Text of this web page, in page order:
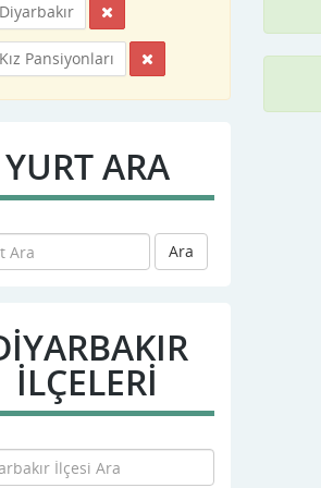
Diyarbakır
Kız Pansiyonları
YURT ARA
Ara
İLÇELERİ